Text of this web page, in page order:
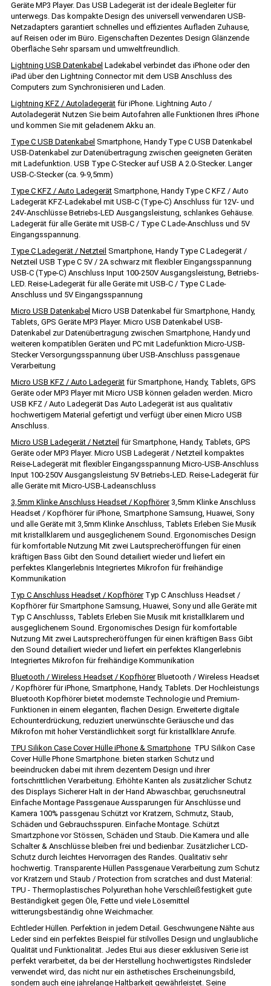
Geräte MP3 Player. Das USB Ladegerät ist der ideale Begleiter für
unterwegs. Das kompakte Design des universell verwendaren USB-
Netzadapters garantiert schnelles und effizientes Aufladen Zuhause,
auf Reisen oder im Büro. Eigenschaften Dezentes Design Glänzende
Oberfläche Sehr sparsam und umweltfreundlich.
Lightning USB Datenkabel Ladekabel verbindet das iPhone oder den
iPad über den Lightning Connector mit dem USB Anschluss des
Computers zum Synchronisieren und Laden.
Lightning KFZ / Autoladegerät für iPhone. Lightning Auto /
Autoladegerät Nutzen Sie beim Autofahren alle Funktionen Ihres iPhone
und kommen Sie mit geladenem Akku an.
Type C USB Datenkabel Smartphone, Handy Type C USB Datenkabel
USB-Datenkabel zur Datenübertragung zwischen geeigneten Geräten
mit Ladefunktion. USB Type C-Stecker auf USB A 2.0-Stecker. Langer
USB-C-Stecker (ca. 9-9,5mm)
Type C KFZ / Auto Ladegerät Smartphone, Handy Type C KFZ / Auto
Ladegerät KFZ-Ladekabel mit USB-C (Type-C) Anschluss für 12V- und
24V-Anschlüsse Betriebs-LED Ausgangsleistung, schlankes Gehäuse.
Ladegerät für alle Geräte mit USB-C / Type C Lade-Anschluss und 5V
Eingangsspannung.
Type C Ladegerät / Netzteil Smartphone, Handy Type C Ladegerät /
Netzteil USB Type C 5V / 2A schwarz mit flexibler Eingangsspannung
USB-C (Type-C) Anschluss Input 100-250V Ausgangsleistung, Betriebs-
LED. Reise-Ladegerät für alle Geräte mit USB-C / Type C Lade-
Anschluss und 5V Eingangsspannung
Micro USB Datenkabel Micro USB Datenkabel für Smartphone, Handy,
Tablets, GPS Geräte MP3 Player. Micro USB Datenkabel USB-
Datenkabel zur Datenübertragung zwischen Smartphone, Handy und
weiteren kompatiblen Geräten und PC mit Ladefunktion Micro-USB-
Stecker Versorgungsspannung über USB-Anschluss passgenaue
Verarbeitung
Micro USB KFZ / Auto Ladegerät für Smartphone, Handy, Tablets, GPS
Geräte oder MP3 Player mit Micro USB können geladen werden. Micro
USB KFZ / Auto Ladegerät Das Auto Ladegerät ist aus qualitativ
hochwertigem Material gefertigt und verfügt über einen Micro USB
Anschluss.
Micro USB Ladegerät / Netzteil für Smartphone, Handy, Tablets, GPS
Geräte oder MP3 Player. Micro USB Ladegerät / Netzteil kompaktes
Reise-Ladegerät mit flexibler Eingangsspannung Micro-USB-Anschluss
Input 100-250V Ausgangsleistung 5V Betriebs-LED. Reise-Ladegerät für
alle Geräte mit Micro-USB-Ladeanschluss
3,5mm Klinke Anschluss Headset / Kopfhörer3,5mm Klinke Anschluss
Headset / Kopfhörer für iPhone, Smartphone Samsung, Huawei, Sony
und alle Geräte mit 3,5mm Klinke Anschluss, Tablets Erleben Sie Musik
mit kristallklarem und ausgeglichenem Sound. Ergonomisches Design
für komfortable Nutzung Mit zwei Lautsprecheröffungen für einen
kräftigen Bass Gibt den Sound detailiert wieder und liefert ein
perfektes Klangerlebnis Integriertes Mikrofon für freihändige
Kommunikation
Typ C Anschluss Headset / KopfhörerTyp C Anschluss Headset /
Kopfhörer für Smartphone Samsung, Huawei, Sony und alle Geräte mit
Typ C Anschlusss, Tablets Erleben Sie Musik mit kristallklarem und
ausgeglichenem Sound. Ergonomisches Design für komfortable
Nutzung Mit zwei Lautsprecheröffungen für einen kräftigen Bass Gibt
den Sound detailiert wieder und liefert ein perfektes Klangerlebnis
Integriertes Mikrofon für freihändige Kommunikation
Bluetooth / Wireless Headset / KopfhörerBluetooth / Wireless Headset
/ Kopfhörer für iPhone, Smartphone, Handy, Tablets. Der Hochleistungs
Bluetooth Kopfhörer bietet modernste Technologie und Premium-
Funktionen in einem eleganten, flachen Design. Erweiterte digitale
Echounterdrückung, reduziert unerwünschte Geräusche und das
Mikrofon mit hoher Verständlichkeit sorgt für kristallklare Anrufe.
TPU Silikon Case Cover Hülle iPhone & Smartphone TPU Silikon Case
Cover Hülle Phone Smartphone. bieten starken Schutz und
beeindrucken dabei mit ihrem dezentem Design und ihrer
fortschrittlichen Verarbeitung. Erhöhte Kanten als zusätzlicher Schutz
des Displays Sicherer Halt in der Hand Abwaschbar, geruchsneutral
Einfache Montage Passgenaue Aussparungen für Anschlüsse und
Kamera 100% passgenau Schützt vor Kratzern, Schmutz, Staub,
Schäden und Gebrauchsspuren. Einfache Montage. Schützt
Smartzphone vor Stössen, Schäden und Staub. Die Kamera und alle
Schalter & Anschlüsse bleiben frei und bedienbar. Zusätzlicher LCD-
Schutz durch leichtes Hervorragen des Randes. Qualitativ sehr
hochwertig. Transparente Hüllen Passgenaue Verarbeitung zum Schutz
vor Kratzern und Staub / Protection from scratches and dust Material:
TPU - Thermoplastisches Polyurethan hohe Verschleißfestigkeit gute
Beständigkeit gegen Öle, Fette und viele Lösemittel
witterungsbeständig ohne Weichmacher.
Echtleder Hüllen. Perfektion in jedem Detail. Geschwungene Nähte aus
Leder sind ein perfektes Beispiel für stilvolles Design und unglaubliche
Qualität und Funktionalität. Jedes Etui aus dieser exklusiven Serie ist
perfekt verarbeitet, da bei der Herstellung hochwertigstes Rindsleder
verwendet wird, das nicht nur ein ästhetisches Erscheinungsbild,
sondern auch eine jahrelange Haltbarkeit gewährleistet. Seine